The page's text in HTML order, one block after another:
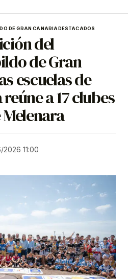
DE GRAN CANARIA DESTACADOS
del
de Gran
escuelas de
a 17 clubes
2026 11:00